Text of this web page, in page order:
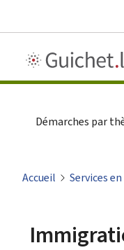
Démarches par
Accueil Services